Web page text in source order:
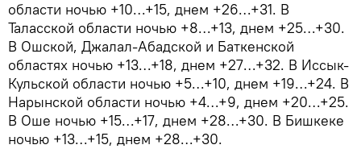
области ночью +10…+15, днем +26…+31. В
Таласской области ночью +8…+13, днем +25…+30.
В Ошской, Джалал-Абадской и Баткенской
областях ночью +13…+18, днем +27…+32. В Иссык-
Кульской области ночью +5…+10, днем +19…+24. В
Нарынской области ночью +4…+9, днем +20…+25.
В Оше ночью +15…+17, днем +28…+30. В Бишкеке
ночью +13…+15, днем +28…+30.